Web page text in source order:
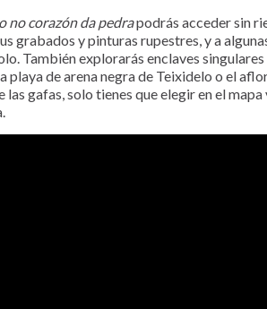
no corazón da pedrapodrás acceder sin
grabados y pinturas rupestres, y a
También explorarás enclaves
playa de arena negra de Teixidelo o el
gafas, solo tienes que elegir en el